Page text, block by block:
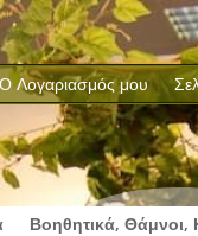
Ο Λογαριασμός μου
Βοηθητικά, Θάμνοι,